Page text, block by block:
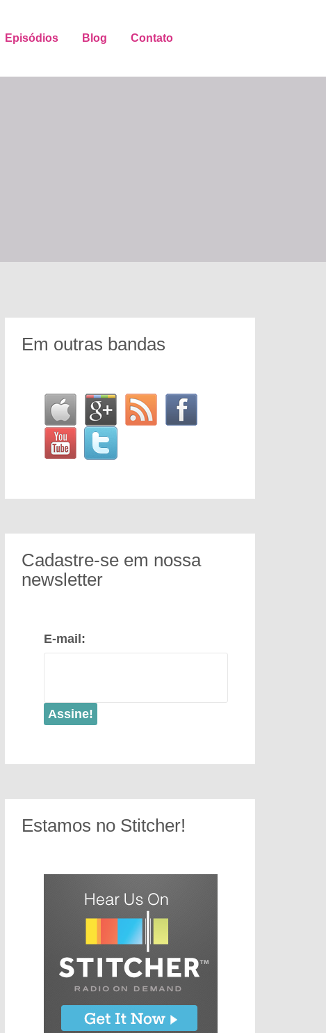
Episódios Blog Contato
Em outras bandas
Cadastre-se em nossa
newsletter
E-mail:
Estamos no Stitcher!